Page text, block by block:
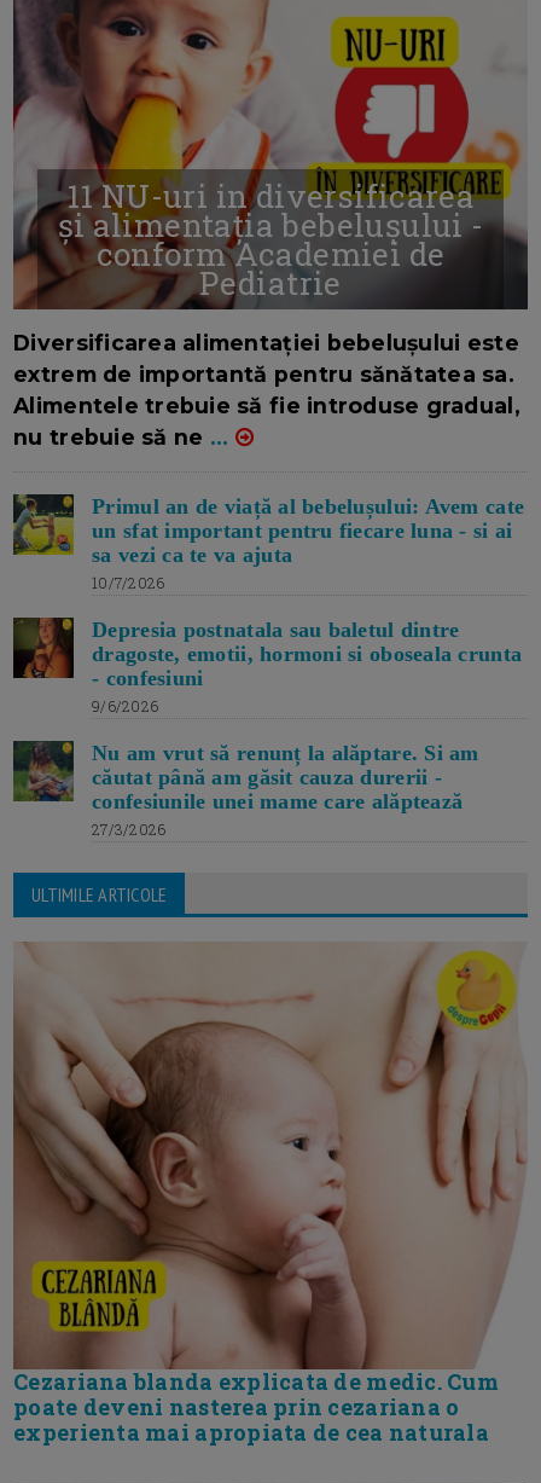
11 NU-uri in diversificarea
și alimentația bebelușului -
conform Academiei de
Pediatrie
Diversificarea alimentației bebelușului este
extrem de importantă pentru sănătatea sa.
Alimentele trebuie să fie introduse gradual,
nu trebuie să ne ...
Primul an de viață al bebelușului: Avem cate
un sfat important pentru fiecare luna - si ai
sa vezi ca te va ajuta
10/7/2026
Depresia postnatala sau baletul dintre
dragoste, emotii, hormoni si oboseala crunta
- confesiuni
9/6/2026
Nu am vrut să renunț la alăptare. Si am
căutat până am găsit cauza durerii -
confesiunile unei mame care alăptează
27/3/2026
ULTIMILE ARTICOLE
Cezariana blanda explicata de medic. Cum
poate deveni nasterea prin cezariana o
experienta mai apropiata de cea naturala